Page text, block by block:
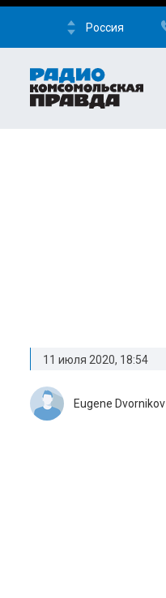
Россия
11 июля 2020, 18:54
Eugene Dvornikov